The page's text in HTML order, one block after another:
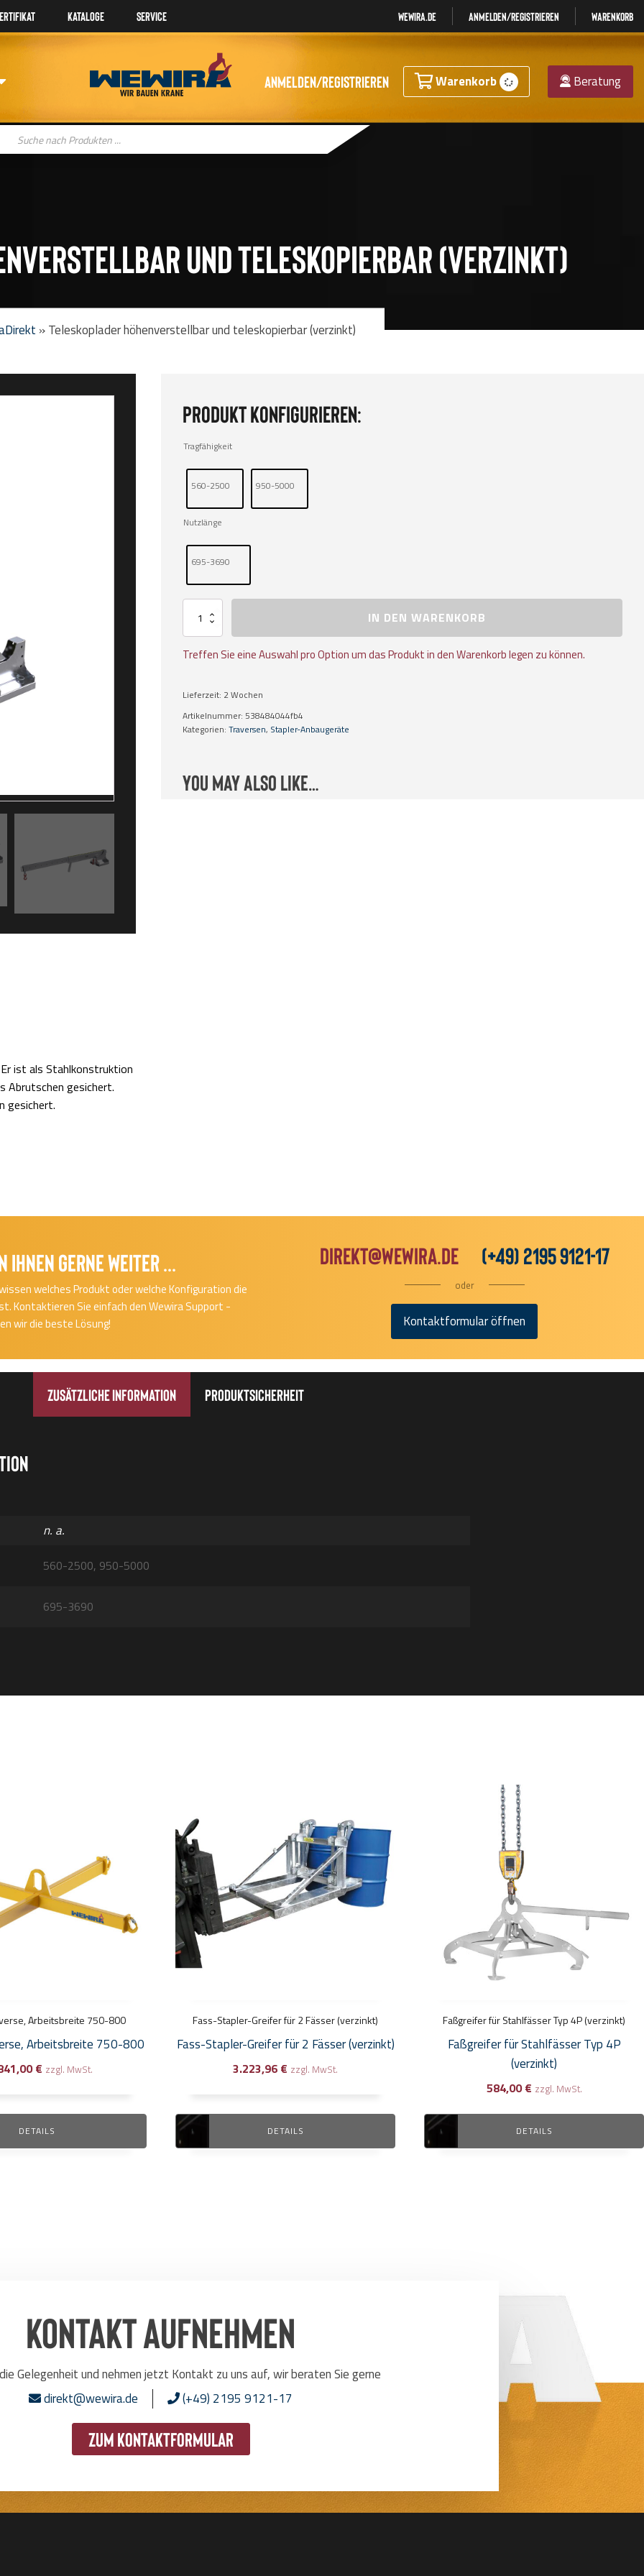
Kataloge Service Wewira.de Anmelden/registrieren Warenkorb
Anmelden/registrieren Warenkorb Beratung
und teleskopierbar (verzinkt)
»Teleskoplader höhenverstellbar und teleskopierbar (verzinkt)
ist als Stahlkonstruktion
Abrutschen gesichert.
gesichert.
Produkt konfigurieren:
Tragfähigkeit
560-2500 950-5000
Nutzlänge
695-3690
Teleskoplader
höhenverstellbar
und
teleskopierbar
IN DEN WARENKORB
Treffen Sie eine Auswahl pro Option um das Produkt in den Warenkorb legen zu können.
Lieferzeit: 2 Wochen
Artikelnummer: 538484044fb4
Kategorien: Traversen, Stapler-Anbaugeräte
You may also like…
Ihnen gerne Weiter ...
welches Produkt oder welche Konfiguration die
Kontaktieren Sie einfach den Wewira Support -
wir die beste Lösung!
direkt@wewira.de (+49) 2195 9121-17
oder
Kontaktformular öffnen
Zusätzliche Information Produktsicherheit
n. a.
560-2500, 950-5000
695-3690
Arbeitsbreite 750-800
Arbeitsbreite 750-800
€ zzgl. MwSt.
DETAILS
Fass-Stapler-Greifer für 2 Fässer (verzinkt)
Fass-Stapler-Greifer für 2 Fässer (verzinkt)
3.223,96 € zzgl. MwSt.
DETAILS
Faßgreifer für Stahlfässer Typ 4P (verzinkt)
Faßgreifer für Stahlfässer Typ 4P
(verzinkt)
584,00€ zzgl. MwSt.
DETAILS
Kontakt aufnehmen
Gelegenheit und nehmen jetzt Kontakt zu uns auf, wir beraten Sie gerne
direkt@wewira.de
(+49) 2195 9121-17
zum Kontaktformular